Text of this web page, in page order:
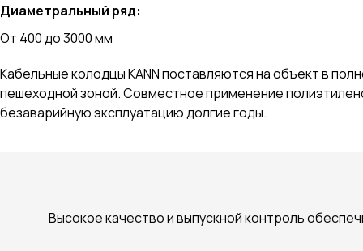
Диаметральный ряд:
От 400 до 3000 мм
Кабельные колодцы KANN поставляются на объект в
пешеходной зоной.Совместное применение
безаварийную эксплуатацию долгие годы.
Высокое качество и выпускной контроль